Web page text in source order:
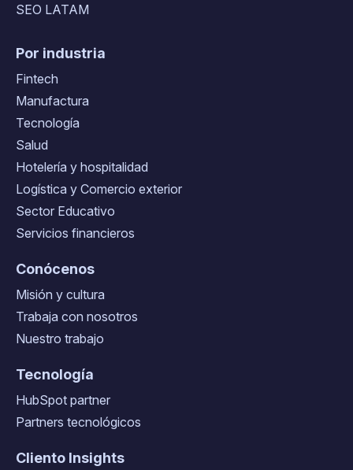
SEO LATAM
Por industria
Fintech
Manufactura
Tecnología
Salud
Hotelería y hospitalidad
Logística y Comercio exterior
Sector Educativo
Servicios financieros
Conócenos
Misión y cultura
Trabaja con nosotros
Nuestro trabajo
Tecnología
HubSpot partner
Partners tecnológicos
Cliento Insights